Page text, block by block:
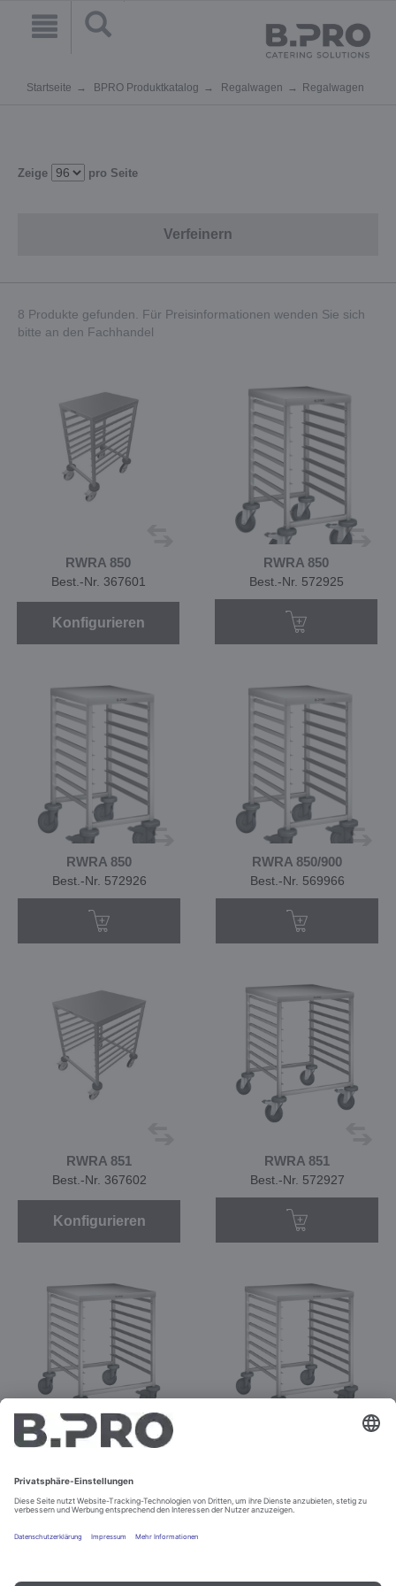
Startseite BPRO Produktkatalog Regalwagen Regalwagen
Zeige pro Seite
Verfeinern
8 Produkte gefunden. Für Preisinformationen wenden Sie sich
bitte an den Fachhandel
RWRA 850
Best.-Nr. 367601
Konfigurieren
RWRA 850
Best.-Nr. 572925
RWRA 850
Best.-Nr. 572926
RWRA 850/900
Best.-Nr. 569966
RWRA 851
Best.-Nr. 367602
Konfigurieren
RWRA 851
Best.-Nr. 572927
Best.-Nr. 572928